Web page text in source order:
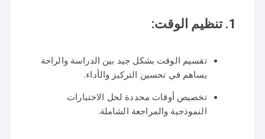
1. تنظيم الوقت:
تقسيم الوقت بشكل جيد بين الدراسة والراحة
يساهم في تحسين التركيز والأداء.
تخصيص أوقات محددة لحل الاختبارات
النموذجية والمراجعة الشاملة.